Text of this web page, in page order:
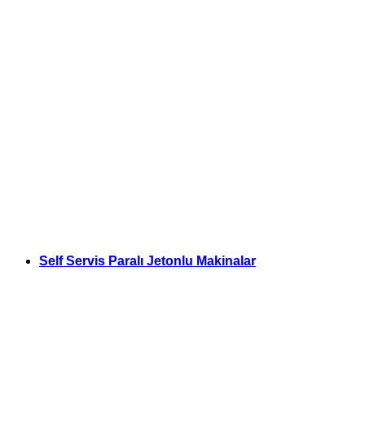
Self Servis Paralı Jetonlu Makinalar